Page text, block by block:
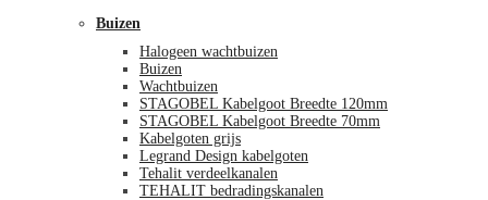
Buizen
Halogeen wachtbuizen
Buizen
Wachtbuizen
STAGOBEL Kabelgoot Breedte 120mm
STAGOBEL Kabelgoot Breedte 70mm
Kabelgoten grijs
Legrand Design kabelgoten
Tehalit verdeelkanalen
TEHALIT bedradingskanalen